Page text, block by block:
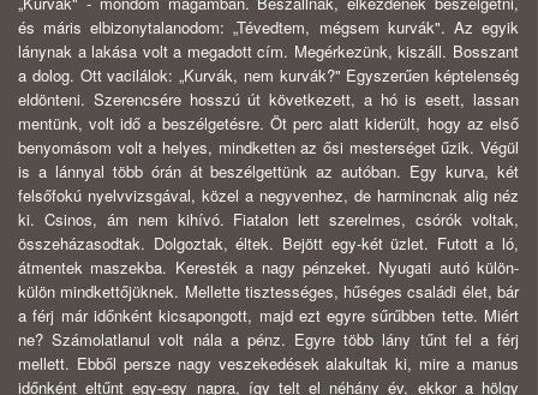
és máris elbizonytalanodom: „Tévedtem, mégsem kurvák". Az egyik
lánynak a lakása volt a megadott cím. Megérkezünk, kiszáll. Bosszant
a dolog. Ott vacilálok: „Kurvák, nem kurvák?" Egyszerűen képtelenség
eldönteni. Szerencsére hosszú út következett, a hó is esett, lassan
mentünk, volt idő a beszélgetésre. Öt perc alatt kiderült, hogy az első
benyomásom volt a helyes, mindketten az ősi mesterséget űzik. Végül
is a lánnyal több órán át beszélgettünk az autóban. Egy kurva, két
felsőfokú nyelvvizsgával, közel a negyvenhez, de harmincnak alig néz
ki. Csinos, ám nem kihívó. Fiatalon lett szerelmes, csórók voltak,
összeházasodtak. Dolgoztak, éltek. Bejött egy-két üzlet. Futott a ló,
átmentek maszekba. Keresték a nagy pénzeket. Nyugati autó külön-
külön mindkettőjüknek. Mellette tisztességes, hűséges családi élet, bár
a férj már időnként kicsapongott, majd ezt egyre sűrűbben tette. Miért
ne? Számolatlanul volt nála a pénz. Egyre több lány tűnt fel a férj
mellett. Ebből persze nagy veszekedések alakultak ki, mire a manus
időnként eltűnt egy-egy napra, így telt el néhány év, ekkor a hölgy